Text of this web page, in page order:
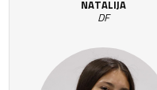
NATALIJA
DF